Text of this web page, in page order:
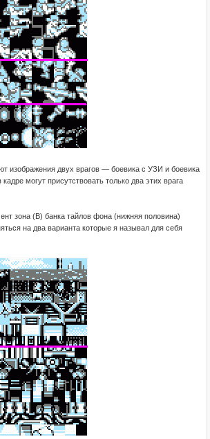
изображения двух врагов — боевика с УЗИ и боевика
могут присутствовать только два этих врага
зона (B) банка тайлов фона (нижняя половина)
на два варианта которые я называл для себя